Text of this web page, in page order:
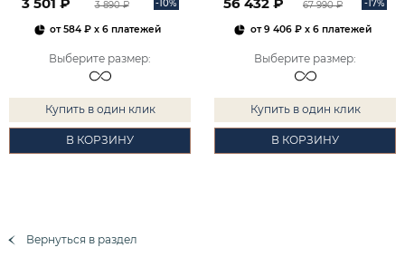
3 890 ₽ -10%
от584 ₽ x 6 платежей
Выберите размер:
Купить в один клик
В КОРЗИНУ
67 990 ₽ -17%
от9 406 ₽x 6 платежей
Выберите размер:
Купить в один клик
В КОРЗИНУ
Вернуться в раздел